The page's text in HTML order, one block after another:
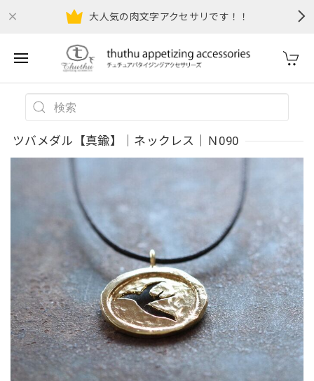
大人気の肉文字アクセサリです！！
ツバメダル【真鍮】｜ネックレス｜Ｎ090